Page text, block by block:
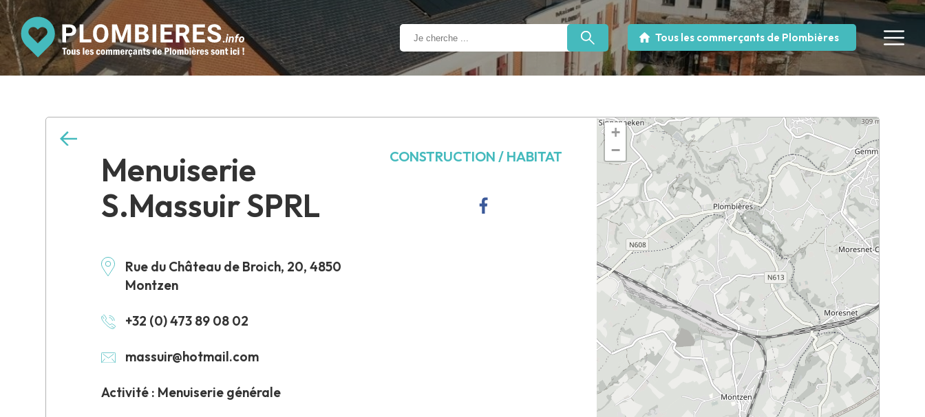
Tous les commerçants de Plombières
Menuiserie
S.Massuir SPRL
Rue du Château de Broich, 20, 4850
Montzen
+32 (0) 473 89 08 02
massuir@hotmail.com
Activité : Menuiserie générale
CONSTRUCTION / HABITAT
+
−